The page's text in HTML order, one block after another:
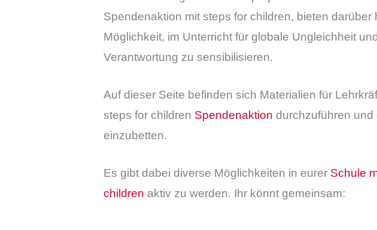
Spendenaktion mit steps for children, bieten darüber
Möglichkeit, im Unterricht für globale Ungleichheit
Verantwortung zu sensibilisieren.
Auf dieser Seite befinden sich Materialien für
steps for children Spendenaktion durchzuführen und
einzubetten.
Es gibt dabei diverse Möglichkeiten in eurer Schule
children aktiv zu werden. Ihr könnt gemeinsam: